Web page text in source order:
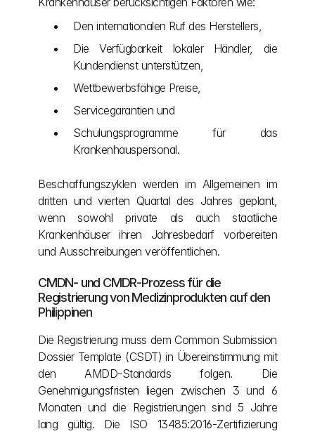
Den internationalen Ruf des Herstellers,
Die Verfügbarkeit lokaler Händler, die
Kundendienst unterstützen,
Wettbewerbsfähige Preise,
Servicegarantien und
Schulungsprogramme für das
Krankenhauspersonal.
Beschaffungszyklen werden im Allgemeinen im
dritten und vierten Quartal des Jahres geplant,
wenn sowohl private als auch staatliche
Krankenhäuser ihren Jahresbedarf vorbereiten
und Ausschreibungen veröffentlichen.
CMDN- und CMDR-Prozess für die
Registrierung von Medizinprodukten auf den
Philippinen
Die Registrierung muss dem Common Submission
Dossier Template (CSDT) in Übereinstimmung mit
den AMDD-Standards folgen. Die
Genehmigungsfristen liegen zwischen 3 und 6
Monaten und die Registrierungen sind 5 Jahre
lang gültig. Die ISO 13485:2016-Zertifizierung